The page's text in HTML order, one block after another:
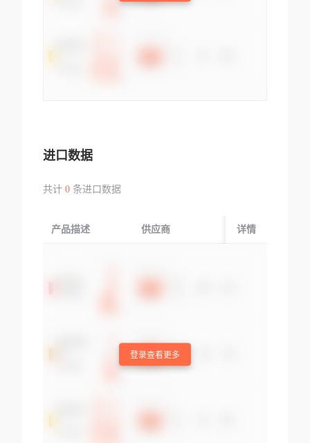
进口数据
共计 0条进口数据
产品描述 供应商 起运国/地区
详情
登录查看更多